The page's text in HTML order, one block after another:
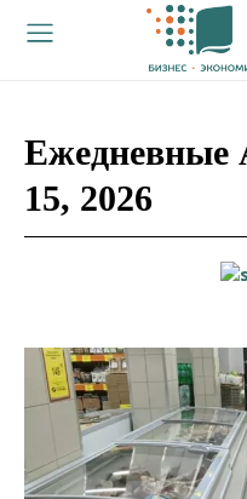
15, 2026